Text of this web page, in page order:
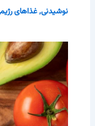
نوشیدنی,غذاهای